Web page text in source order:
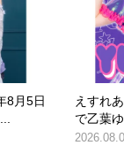
8月5日
えすれ
で乙葉